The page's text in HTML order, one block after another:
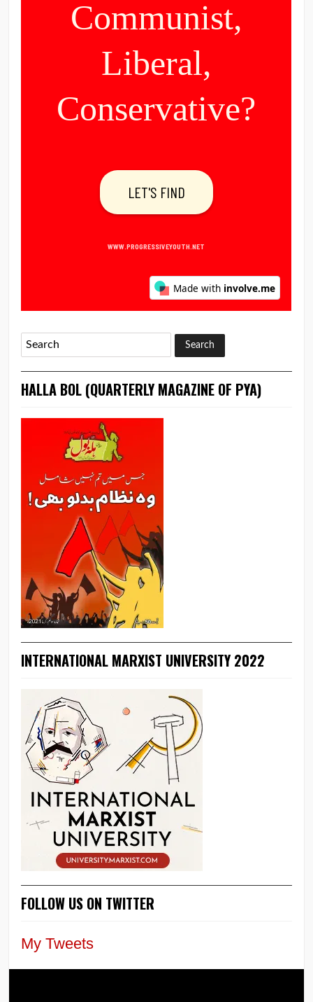
HALLA BOL (QUARTERLY MAGAZINE OF PYA)
INTERNATIONAL MARXIST UNIVERSITY 2022
FOLLOW US ON TWITTER
My Tweets